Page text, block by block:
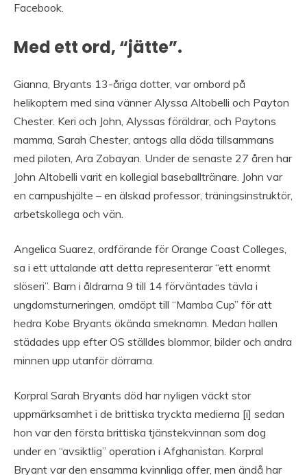
Facebook.
Med ett ord, “jätte”.
Gianna, Bryants 13-åriga dotter, var ombord på
helikoptern med sina vänner Alyssa Altobelli och Payton
Chester. Keri och John, Alyssas föräldrar, och Paytons
mamma, Sarah Chester, antogs alla döda tillsammans
med piloten, Ara Zobayan. Under de senaste 27 åren har
John Altobelli varit en kollegial baseballtränare. John var
en campushjälte – en älskad professor, träningsinstruktör,
arbetskollega och vän.
Angelica Suarez, ordförande för Orange Coast Colleges,
sa i ett uttalande att detta representerar “ett enormt
slöseri”. Barn i åldrarna 9 till 14 förväntades tävla i
ungdomsturneringen, omdöpt till “Mamba Cup” för att
hedra Kobe Bryants ökända smeknamn. Medan hallen
städades upp efter OS ställdes blommor, bilder och andra
minnen upp utanför dörrarna.
Korpral Sarah Bryants död har nyligen väckt stor
uppmärksamhet i de brittiska tryckta medierna [i] sedan
hon var den första brittiska tjänstekvinnan som dog
under en “avsiktlig” operation i Afghanistan. Korpral
Bryant var den ensamma kvinnliga offer, men ändå har